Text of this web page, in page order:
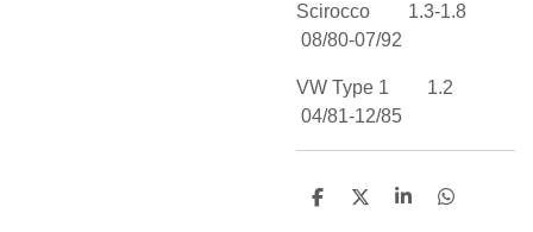
Scirocco 1.3-1.8
08/80-07/92
VW Type 1 1.2
04/81-12/85
D
D
S
D